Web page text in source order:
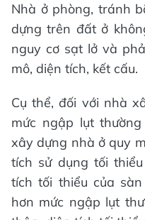
Nhà ở phòng, tránh
dựng trên đất ở
nguy cơ sạt lở và
mô, diện tích, kết cấu.
Cụ thể, đối với nhà
mức ngập lụt
xây dựng nhà ở quy
tích sử dụng tối
tích tối thiểu của
hơn mức ngập lụt